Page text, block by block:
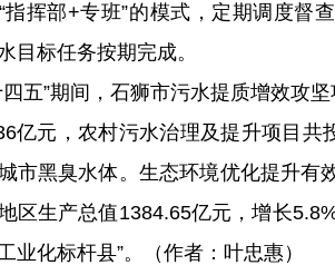
指挥部+专班”的模式，定期调度督
目标任务按期完成。
”期间，石狮市污水提质增效攻坚
亿元，农村污水治理及提升项目
市黑臭水体。生态环境优化提升有
区生产总值1384.65亿元，增长
业化标杆县”。（作者：叶忠惠）